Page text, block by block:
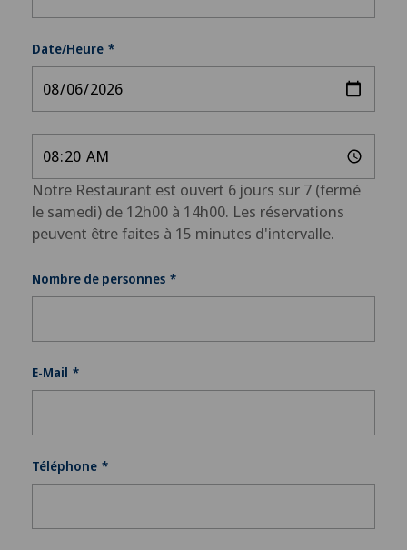
Date/Heure
Notre Restaurant est ouvert 6 jours sur 7 (fermé
le samedi) de 12h00 à 14h00. Les réservations
peuvent être faites à 15 minutes d'intervalle.
Nombre de personnes
E-Mail
Téléphone